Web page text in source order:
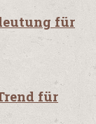
für
für